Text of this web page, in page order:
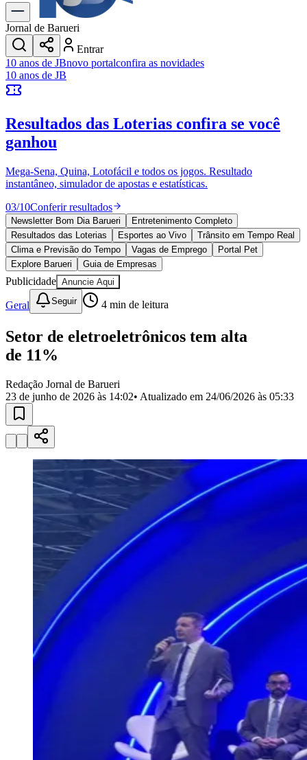
Dia a Dia & Lazer
Transportes
Gastronomia
Cinema & Shows
JogosNovo
Anuncie no Portal
Cadastrar Empresa
Divulgar Vagas
Política
Esportes
Saúde
Segurança
Cultura
Meio Ambiente
Obras
Educação
Bairros de Barueri
Selecione sua regiãoPara notícias da sua região
JubranBelvalBethavilleBoa
VistaCalifórnia CarapicuíbaCentroChácaras MarcoCidades da
Região
Militar
Califórnia Jardim dos Altos
Esperança Jardim Graziela
MutingaJardim ParaísoJardim PaulistaJardim ReginaliceJardim São
Jardim São Pedro Jardim São Silvestre Jardim SilveiraJardim
Jardim Tupanci Nova AldeinhaOsascoParque dos
CamargosParque ImperialParque Santa Luzia
do Bom JesusRecanto Phrynéa
Santana de
Parnaíba
SilveiraTamboré Vale do SolVila Barros
do Conde
Vila Engenho NovoVila Márcia
Vila Porto
Votupoca
Para Sua Empresa
Anuncie no Portal
Guia de Empresas
Divulgar Vagas
Publicidade Legal
Negócios Regionais
Turismo
Segurança Regional
OsascoCarapicuíba Jandira ItapeviCotiaPirapora
AraçariguamaCajamar Caieiras
Franco da
Jornal de Barueri
Entrar
10 anos de JBnovo portalconfira as novidades
10 anos de JB
Resultados das Loterias confira se você
ganhou
Mega-Sena, Quina, Lotofácil e todos os jogos. Resultado
instantâneo, simulador de apostas e estatísticas.
03/10Conferir resultados
Newsletter Bom Dia Barueri
Entretenimento Completo
Resultados das Loterias
Esportes ao Vivo
Trânsito em Tempo Real
Clima e Previsão do Tempo
Vagas de Emprego
Portal Pet
Explore Barueri
Guia de Empresas
Publicidade Anuncie Aqui
Geral Seguir 4 min de leitura
Setor de eletroeletrônicos tem alta
de 11%
Redação Jornal de Barueri
23 de junho de 2026 às 14:02• Atualizado em 24/06/2026 às 05:33